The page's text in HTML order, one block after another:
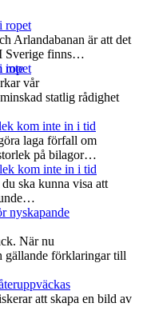
inte
ropet
Arlandabanan är att det
Sverige finns…
ropet
vår
statlig rådighet
kom inte in i tid
laga förfall om
på bilagor…
kom inte in i tid
ska kunna visa att
nyskapande
När nu
gällande förklaringar till
att skapa en bild av